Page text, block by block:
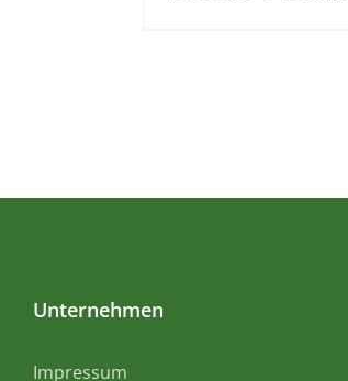
Unternehmen
Impressum